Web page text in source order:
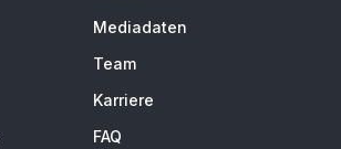
Mediadaten
Team
Karriere
FAQ